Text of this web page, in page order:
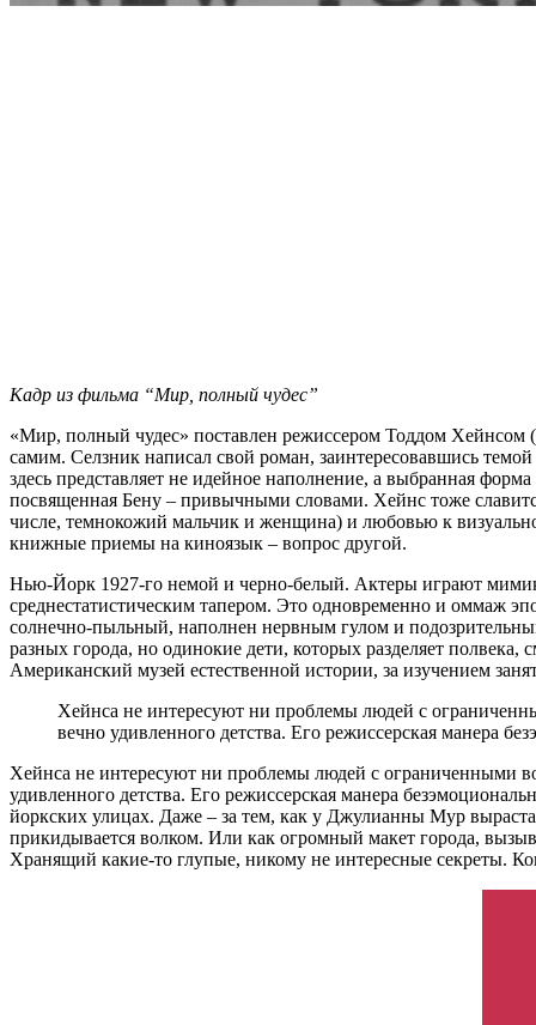
Кадр из фильма “Мир, полный чудес”
«Мир, полный чудес» поставлен режиссером Тоддом Хейнсом
самим. Селзник написал свой роман, заинтересовавшись
здесь представляет не идейное наполнение, а выбранная
посвященная Бену – привычными словами. Хейнс тоже
числе, темнокожий мальчик и женщина) и любовью к
книжные приемы на киноязык – вопрос другой.
Нью-Йорк 1927-го немой и черно-белый. Актеры играют
среднестатистическим тапером. Это одновременно и оммаж
солнечно-пыльный, наполнен нервным гулом и
разных города, но одинокие дети, которых разделяет
Американский музей естественной истории, за изучением
Хейнса не интересуют ни проблемы людей с
вечно удивленного детства. Его режиссерская манера
Хейнса не интересуют ни проблемы людей с ограниченными
удивленного детства. Его режиссерская манера
йоркских улицах. Даже – за тем, как у Джулианны Мур
прикидывается волком. Или как огромный макет города,
Хранящий какие-то глупые, никому не интересные секреты.